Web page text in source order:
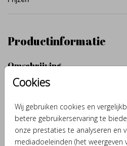
Cookies
Wij gebruiken cookies en
betere gebruikerservaring te
onze prestaties te analyseren en
mediadoeleinden (het weergeven
Productinformatie
Omschrijving
Tuinbord met een schattige knuffel
kleuren, illustraties en lettertypes er je
Collectie